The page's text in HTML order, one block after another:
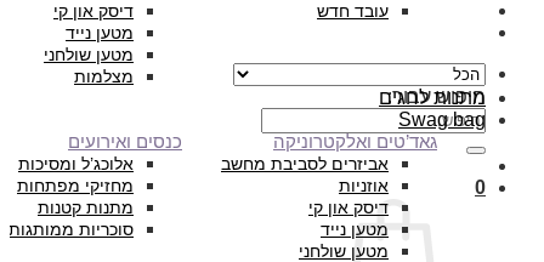
חיפוש עבור:
0
עובד חדש
דיסק און קי
מטען נייד
מטען שולחני
מצלמות
מתנות לחגים
Swag bag
גאד’טים ואלקטרוניקה
אביזרים לסביבת מחשב
אוזניות
דיסק און קי
מטען נייד
מטען שולחני
כנסים ואירועים
אלוכג’ל ומסיכות
מחזיקי מפתחות
מתנות קטנות
סוכריות ממותגות